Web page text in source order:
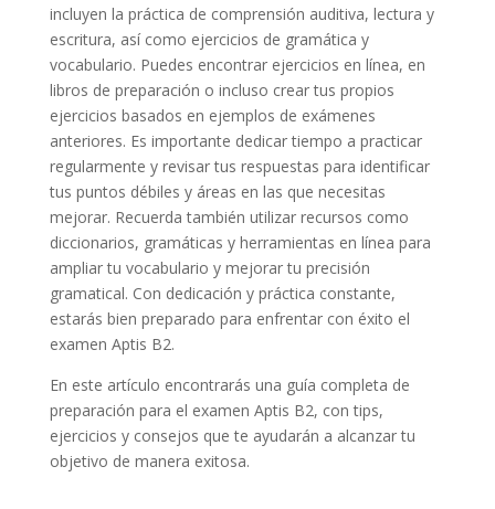
incluyen la práctica de comprensión auditiva, lectura y
escritura, así como ejercicios de gramática y
vocabulario. Puedes encontrar ejercicios en línea, en
libros de preparación o incluso crear tus propios
ejercicios basados en ejemplos de exámenes
anteriores. Es importante dedicar tiempo a practicar
regularmente y revisar tus respuestas para identificar
tus puntos débiles y áreas en las que necesitas
mejorar. Recuerda también utilizar recursos como
diccionarios, gramáticas y herramientas en línea para
ampliar tu vocabulario y mejorar tu precisión
gramatical. Con dedicación y práctica constante,
estarás bien preparado para enfrentar con éxito el
examen Aptis B2.
En este artículo encontrarás una guía completa de
preparación para el examen Aptis B2, con tips,
ejercicios y consejos que te ayudarán a alcanzar tu
objetivo de manera exitosa.